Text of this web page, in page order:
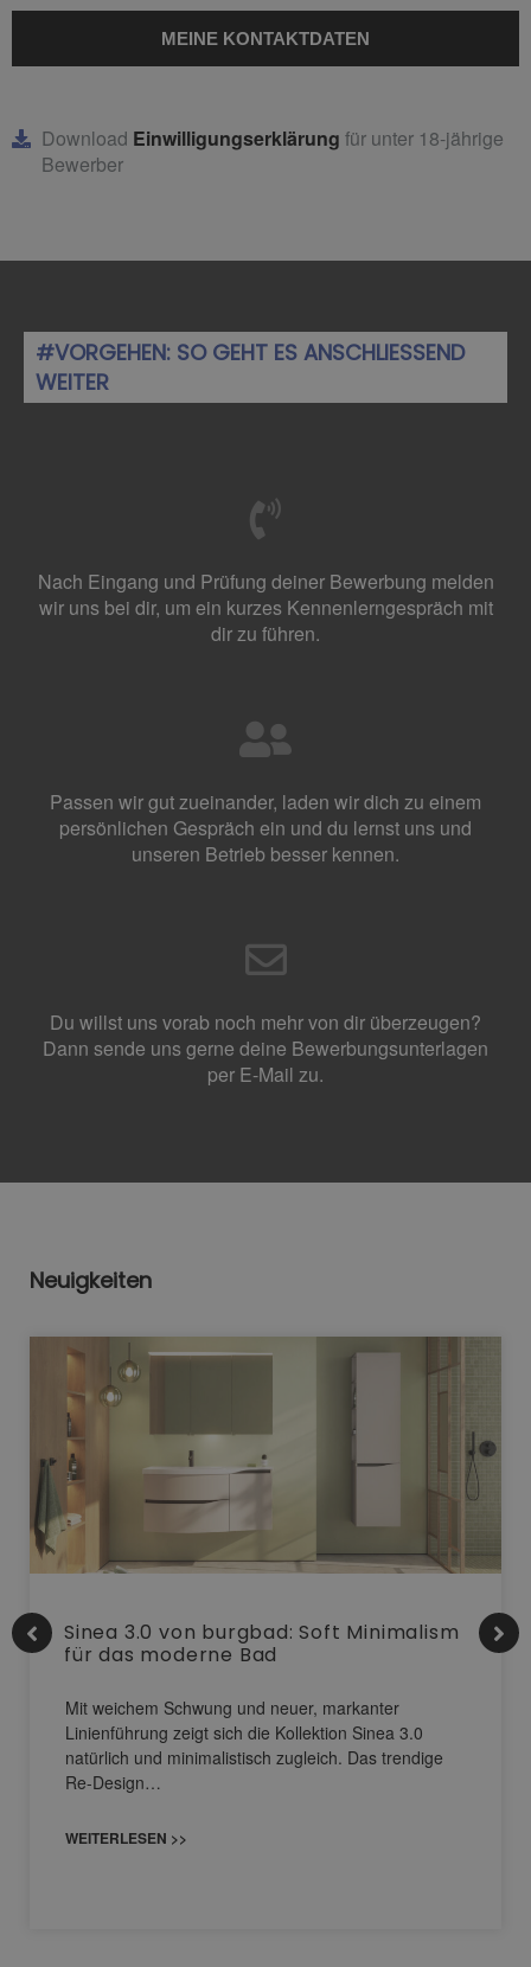
Download Einwilligungserklärung für unter 18-jährige
Bewerber
#VORGEHEN: SO GEHT ES ANSCHLIESSEND
WEITER
Nach Eingang und Prüfung deiner Bewerbung melden
wir uns bei dir, um ein kurzes Kennenlerngespräch mit
dir zu führen.
Passen wir gut zueinander, laden wir dich zu einem
persönlichen Gespräch ein und du lernst uns und
unseren Betrieb besser kennen.
Du willst uns vorab noch mehr von dir überzeugen?
Dann sende uns gerne deine Bewerbungsunterlagen
per E-Mail zu.
Neuigkeiten
Sinea 3.0 von burgbad: Soft Minimalism
für das moderne Bad
Mit weichem Schwung und neuer, markanter
Linienführung zeigt sich die Kollektion Sinea 3.0
natürlich und minimalistisch zugleich. Das trendige
Re-Design…
WEITERLESEN >>